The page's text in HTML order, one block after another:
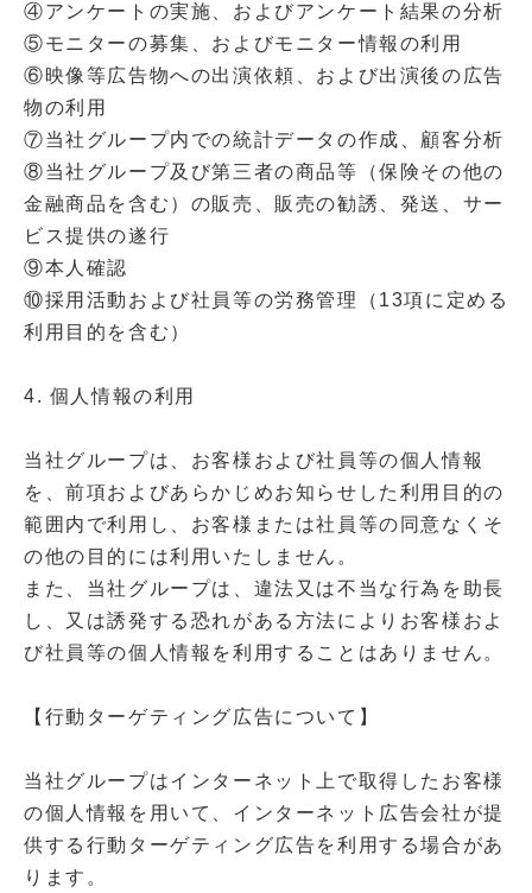
④アンケートの実施、およびアンケート結果の分析
⑤モニターの募集、およびモニター情報の利用
⑥映像等広告物への出演依頼、および出演後の広告
物の利用
⑦当社グループ内での統計データの作成、顧客分析
⑧当社グループ及び第三者の商品等（保険その他の
金融商品を含む）の販売、販売の勧誘、発送、サー
ビス提供の遂行
⑨本人確認
⑩採用活動および社員等の労務管理（13項に定める
利用目的を含む）
4. 個人情報の利用
当社グループは、お客様および社員等の個人情報
を、前項およびあらかじめお知らせした利用目的の
範囲内で利用し、お客様または社員等の同意なくそ
の他の目的には利用いたしません。
また、当社グループは、違法又は不当な行為を助長
し、又は誘発する恐れがある方法によりお客様およ
び社員等の個人情報を利用することはありません。
【行動ターゲティング広告について】
当社グループはインターネット上で取得したお客様
の個人情報を用いて、インターネット広告会社が提
供する行動ターゲティング広告を利用する場合があ
ります。